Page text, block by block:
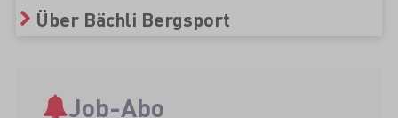
Über Bächli Bergsport
Job-Abo